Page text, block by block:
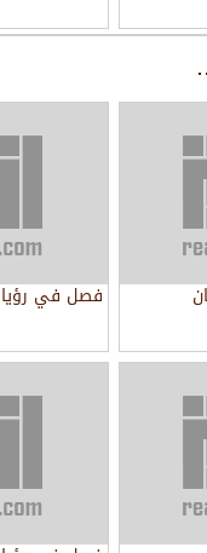
فصل في